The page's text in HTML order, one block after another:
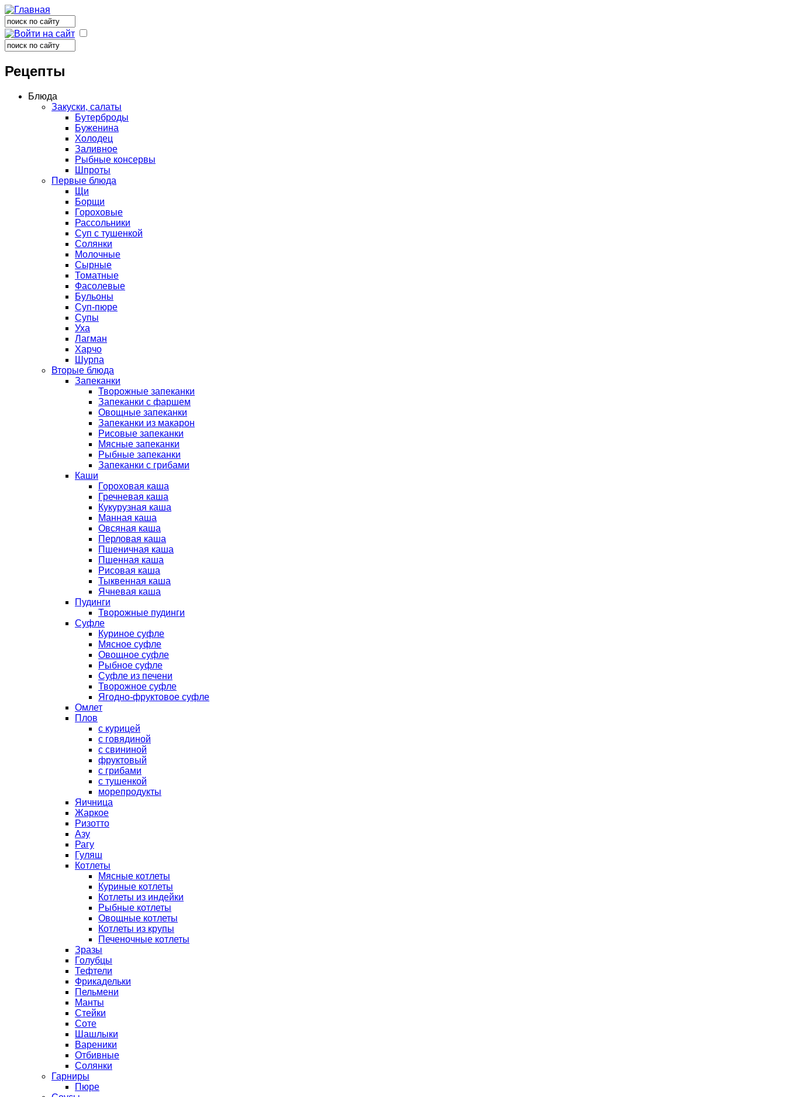
Форма поиска
Поиск
Поиск
Рецепты
Блюда
Закуски, салаты
Бутерброды
Буженина
Холодец
Заливное
Рыбные консервы
Шпроты
Первые блюда
Щи
Борщи
Гороховые
Рассольники
Суп с тушенкой
Солянки
Молочные
Сырные
Томатные
Фасолевые
Бульоны
Суп-пюре
Супы
Уха
Лагман
Харчо
Шурпа
Вторые блюда
Запеканки
Творожные запеканки
Запеканки с фаршем
Овощные запеканки
Запеканки из макарон
Рисовые запеканки
Мясные запеканки
Рыбные запеканки
Запеканки с грибами
Каши
Гороховая каша
Гречневая каша
Кукурузная каша
Манная каша
Овсяная каша
Перловая каша
Пшеничная каша
Пшенная каша
Рисовая каша
Тыквенная каша
Ячневая каша
Пудинги
Творожные пудинги
Суфле
Куриное суфле
Мясное суфле
Овощное суфле
Рыбное суфле
Суфле из печени
Творожное суфле
Ягодно-фруктовое суфле
Омлет
Плов
с курицей
с говядиной
с свининой
фруктовый
с грибами
с тушенкой
морепродукты
Яичница
Жаркое
Ризотто
Азу
Рагу
Гуляш
Котлеты
Мясные котлеты
Куриные котлеты
Котлеты из индейки
Рыбные котлеты
Овощные котлеты
Котлеты из крупы
Печеночные котлеты
Зразы
Голубцы
Тефтели
Фрикадельки
Пельмени
Манты
Стейки
Соте
Шашлыки
Вареники
Отбивные
Солянки
Гарниры
Пюре